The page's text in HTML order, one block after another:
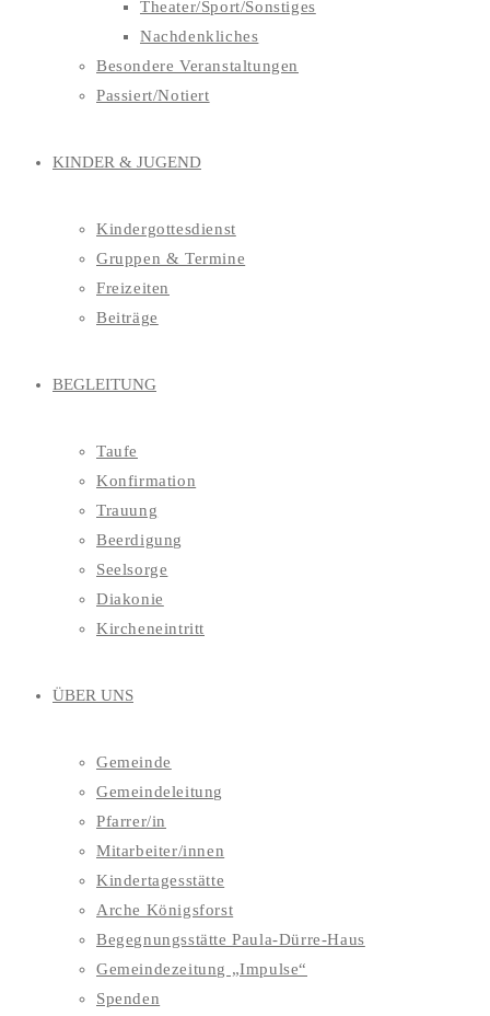
Theater/Sport/Sonstiges
Nachdenkliches
Besondere Veranstaltungen
Passiert/Notiert
KINDER & JUGEND
Kindergottesdienst
Gruppen & Termine
Freizeiten
Beiträge
BEGLEITUNG
Taufe
Konfirmation
Trauung
Beerdigung
Seelsorge
Diakonie
Kircheneintritt
ÜBER UNS
Gemeinde
Gemeindeleitung
Pfarrer/in
Mitarbeiter/innen
Kindertagesstätte
Arche Königsforst
Begegnungsstätte Paula-Dürre-Haus
Gemeindezeitung „Impulse“
Spenden